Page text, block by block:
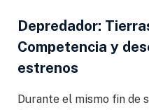
Depredador:
Competencia y
estrenos
Durante el mismo fin de